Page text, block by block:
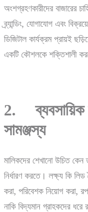
অংশগ্রহণকারীদের বাজারের
ব্র্যান্ডিং, যোগাযোগ এবং
ডিজিটাল কার্যক্রম প্রায়ই
একটি কৌশলকে শক্তিশালী
2. ব্যবসায়িক
সামঞ্জস্য
মালিকদের শেখানো উচিত কেন
নির্ধারণ করতে। লক্ষ্য কি
করা, পরিবেশক নিয়োগ করা,
নাকি বিদ্যমান গ্রাহকদের ধরে